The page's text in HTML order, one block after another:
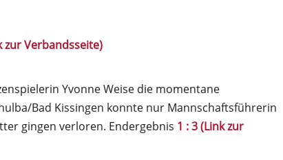
zur Verbandsseite)
Yvonne Weise die momentane
Bad Kissingen konnte nur Mannschaftsführerin
gingen verloren. Endergebnis 1 : 3 (Link zur